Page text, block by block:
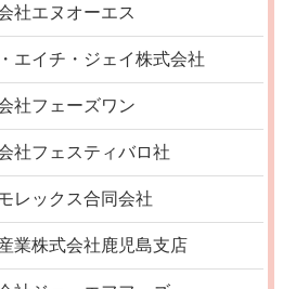
社エヌオーエス
エイチ・ジェイ株式会社
社フェーズワン
社フェスティバロ社
レックス合同会社
業株式会社鹿児島支店